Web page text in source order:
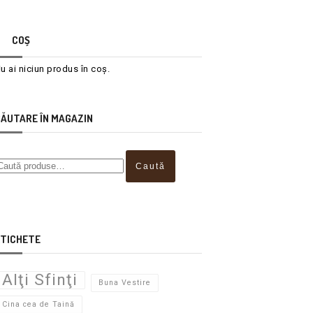
COȘ
ai niciun produs în coș.
ÎN MAGAZIN
Caută
Alţi Sfinţi Buna Vestire
Cina cea de Taină